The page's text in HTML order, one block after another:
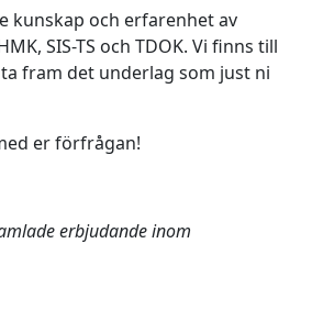
kunskap och erfarenhet av
SIS-TS och TDOK. Vi finns till
fram det underlag som just ni
er förfrågan!
erbjudande inom